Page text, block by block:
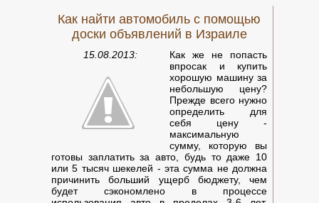
Как найти автомобиль с помощью
доски объявлений в Израиле
15.08.2013:
Как же не попасть
впросак и купить
хорошую машину за
небольшую цену?
Прежде всего нужно
определить для
себя цену -
максимальную
сумму, которую вы
готовы заплатить за авто, будь то даже 10
или 5 тысяч шекелей - эта сумма не должна
причинить больший ущерб бюджету, чем
будет сэкономлено в процессе